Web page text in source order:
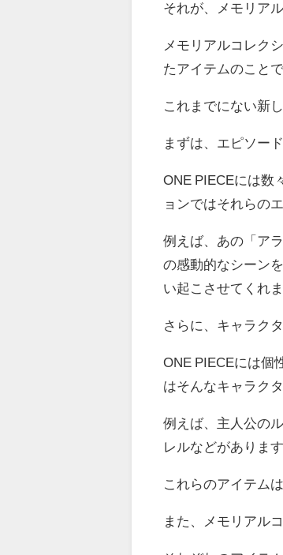
それが、メモリア
メモリアルコレク
たアイテムのことで
これまでにない新
まずは、エピソー
ONE PIECEには数
ョンではそれらの
例えば、あの「ア
の感動的なシーン
い起こさせてくれま
さらに、キャラク
ONE PIECEには個
はそんなキャラク
例えば、主人公の
レルなどがあります
これらのアイテム
また、メモリアル